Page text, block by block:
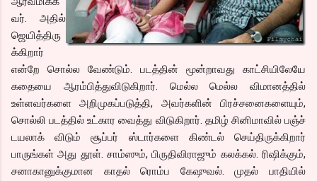
வர். அதில்
ஜெயித்திரு
க்கிறார்
என்றே சொல்ல வேண்டும். படத்தின் மூன்றாவது காட்சியிலேயே
கதையை ஆரம்பித்துவிடுகிறார். மெல்ல மெல்ல விமானத்தில்
உள்ளவர்களை அறிமுகப்படுத்தி, அவர்களின் பிரச்சனைகளையும்,
சொல்லி படத்தில் உட்கார வைத்து விடுகிறார். தமிழ் சினிமாவில் பஞ்ச்
டயலாக் விடும் சூப்பர் ஸ்டார்களை கிண்டல் செய்திருக்கிறார்
பாருங்கள் அது தூள். சாம்ஸும், பிருதிவிராஜும் கலக்கல். ரிஷிக்கும்,
சனாகானுக்குமான காதல் ரொம்ப கேஷுவல். முதல் பாதியில்